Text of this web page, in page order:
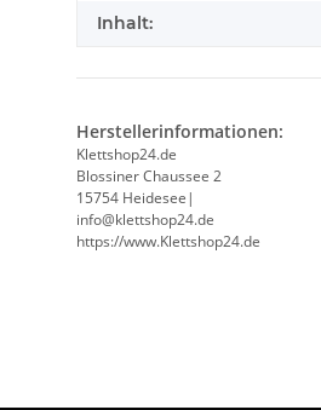
Inhalt:
Herstellerinformationen:
Klettshop24.de
Blossiner Chaussee 2
15754 Heidesee|
info@klettshop24.de
https://www.Klettshop24.de